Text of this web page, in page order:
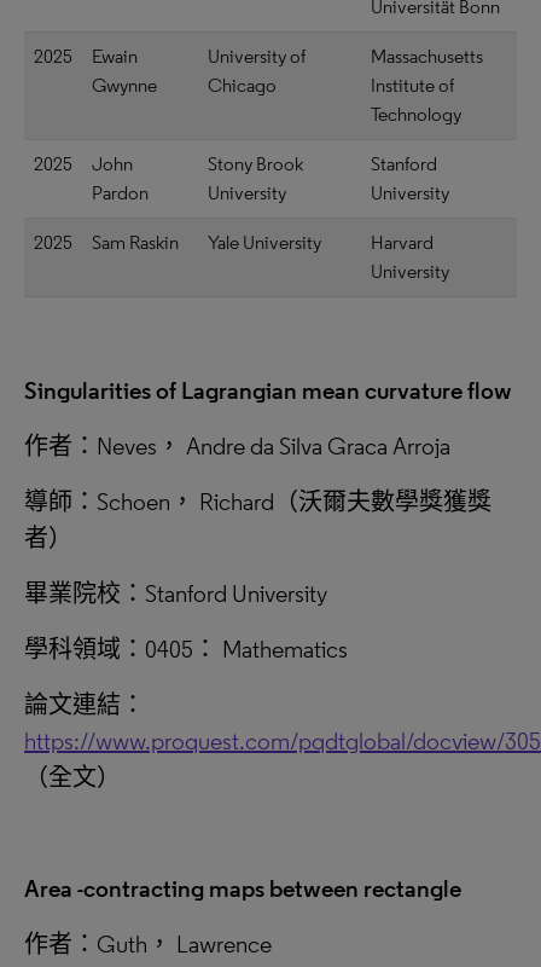
Universität Bonn
2025
Ewain
Gwynne
University of
Chicago
Massachusetts
Institute of
Technology
2025
John
Pardon
Stony Brook
University
Stanford
University
2025 Sam Raskin Yale University
Harvard
University
Singularities of Lagrangian mean curvature flow
作者：Neves， Andre da Silva Graca Arroja
導師：Schoen， Richard（沃爾夫數學獎獲獎
者）
畢業院校：Stanford University
學科領域：0405： Mathematics
論文連結：
https://www.proquest.com/pqdtglobal/docview/
（全文）
Area -contracting maps between rectangle
作者：Guth， Lawrence